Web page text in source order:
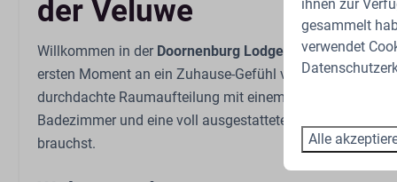
Badezimmer
Spülbecken: 1
Anzahl der Badezimmer: 1
Dusche
Toilette
Garderobe
Bettzeug
der Veluwe
Willkommen in der Doornenburg Lodge Comfort, einem
ersten Moment an ein Zuhause-Gefühl vermittelt. Die
durchdachte Raumaufteilung mit einem warmen,
Badezimmer und eine voll ausgestattete offene Küche
brauchst.
ihnen zur
gesammelt
verwendet
Alle